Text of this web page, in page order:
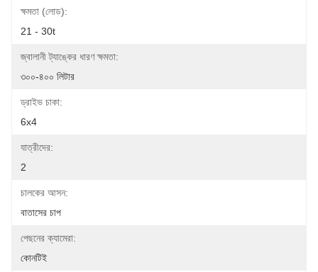
ক্ষমতা (লোড):
21 - 30t
জ্বালানী ট্যাঙ্কের ধারণ ক্ষমতা:
৩০০-৪০০ লিটার
ড্রাইভ চাকা:
6x4
যাত্রীদের:
2
চালকের আসন:
বাতাসের চাপ
পেছনের ক্যামেরা:
কোনটিই